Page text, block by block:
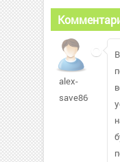
alex-
save866